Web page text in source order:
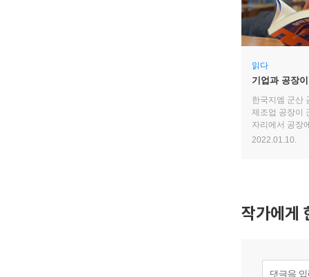
읽다
기업과 공장
한국지엠 군산
제조업 공장이
자리에서 공장
듣습니다. 공장
2022.01.10.
작가에게